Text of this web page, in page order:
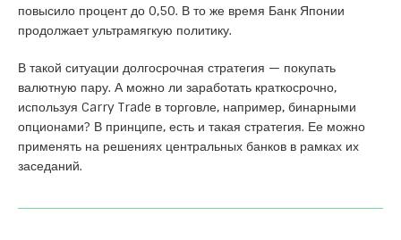
повысило процент до 0,50. В то же время Банк Японии
продолжает ультрамягкую политику.
В такой ситуации долгосрочная стратегия — покупать
валютную пару. А можно ли заработать краткосрочно,
используя Carry Trade в торговле, например, бинарными
опционами? В принципе, есть и такая стратегия. Ее можно
применять на решениях центральных банков в рамках их
заседаний.